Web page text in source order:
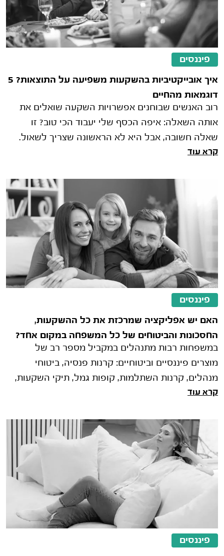
פיננסים
איך אובייקטיביות בהשקעות משפיעה על התוצאות? 5
דוגמאות מהחיים
רוב האנשים שבוחנים אפשרויות השקעה שואלים את
אותה השאלה: איפה הכסף שלי יעבוד הכי טוב? זו
שאלה חשובה, אבל היא לא הראשונה שצריך לשאול.
לפני שבוחנים תשואות, מסלולי השקעה א
קרא עוד
פיננסים
האם יש אפליקציה שמרכזת את כל ההשקעות,
החסכונות והביטוחים של כל המשפחה במקום אחד?
במשפחות רבות מתנהלים במקביל מספר רב של
מוצרים פיננסיים וביטוחיים: קרנות פנסיה, ביטוחי
מנהלים, קרנות השתלמות, קופות גמל, תיקי השקעות,
פוליסות חיסכון, ביטוחי חיים וביט�
קרא עוד
פיננסים